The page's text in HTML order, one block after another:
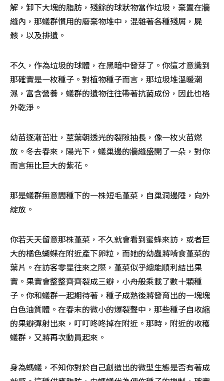
解，卸下大塊的脂肪，殘餘的球狀物當作垃圾，棄置在牆
縫內，那蟻群慣用的廢棄物堆中，混雜著各種殘屑，屍
骸，以及排遺。
不久，作為垃圾的球體，在黑暗中發芽了。你這才意識到
那確實是一枚種子。對植物種子而言，那垃圾堆溫暖潮
濕，富含營養，蟻群的遺物往往帶著抗菌成份，因此也格
外乾淨。
幼苗逐漸茁壯，莖葉朝透光的裂隙抽長，像一枚火苗燃
放。冬去春來，陽光下，蟻巢邊的牆縫盛開了一朵，對你
而言無比巨大的紫花。
那是蟻群無意間種下的一株短毛堇菜，自巢洞邊陲，向外
綻放。
你若天天留意那株堇菜，不久就會看到蜜蜂來訪，或者巨
大的橘色蝴蝶在附近產下卵粒，而她的幼蟲將啃食堇菜的
葉片。在訪客零星往來之際，堇菜似乎總能順利結出果
實。果實會整整齊齊裂成三瓣，小舟般乘載了數十顆種
子。你和蟻群一起期待著，種子成熟後將發育出的一塊塊
白色油質體。在春末的微小的爆裂聲中，那些種子自收縮
的果瓣彈射出來，叮叮咚咚掉在附近。那時，附近的收穫
蟻群，又將再次動員起來。
身為螞蟻，不知你對於自己創造出的微型生態是否有著成